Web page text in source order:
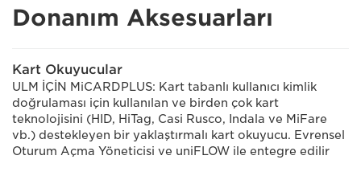
Donanım Aksesuarları
Kart Okuyucular
ULM İÇİN MiCARDPLUS: Kart tabanlı kullanıcı kimlik
doğrulaması için kullanılan ve birden çok kart
teknolojisini (HID, HiTag, Casi Rusco, Indala ve MiFare
vb.) destekleyen bir yaklaştırmalı kart okuyucu. Evrensel
Oturum Açma Yöneticisi ve uniFLOW ile entegre edilir